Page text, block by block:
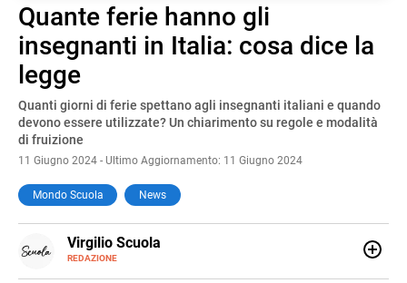
Quante ferie hanno gli
insegnanti in Italia: cosa dice la
legge
Quanti giorni di ferie spettano agli insegnanti italiani e quando
devono essere utilizzate? Un chiarimento su regole e modalità
di fruizione
11 Giugno 2024 - Ultimo Aggiornamento: 11 Giugno 2024
Mondo Scuola News
Virgilio Scuola
REDAZIONE
E-
MAIL
INSTAGRAM
SITI